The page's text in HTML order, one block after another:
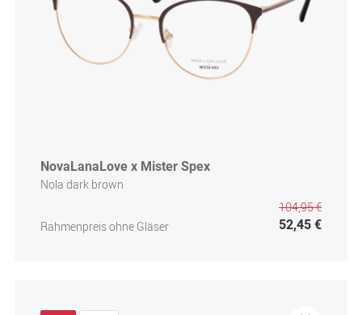
NovaLanaLove x Mister Spex
Nola dark brown
Rahmenpreis ohne Gläser
104,95 €
52,45 €